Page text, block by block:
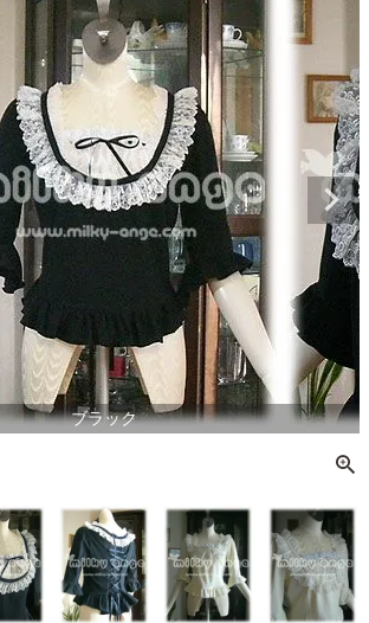
ブラック